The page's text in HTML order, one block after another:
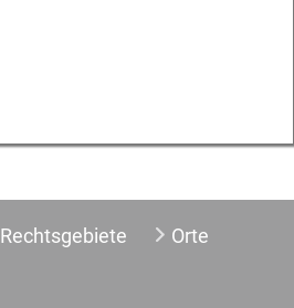
Rechtsgebiete
Orte